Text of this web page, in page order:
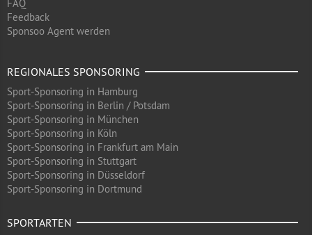
FAQ
Feedback
Sponsoo Agent werden
REGIONALES SPONSORING
Sport-Sponsoring in Hamburg
Sport-Sponsoring in Berlin / Potsdam
Sport-Sponsoring in München
Sport-Sponsoring in Köln
Sport-Sponsoring in Frankfurt am Main
Sport-Sponsoring in Stuttgart
Sport-Sponsoring in Düsseldorf
Sport-Sponsoring in Dortmund
SPORTARTEN